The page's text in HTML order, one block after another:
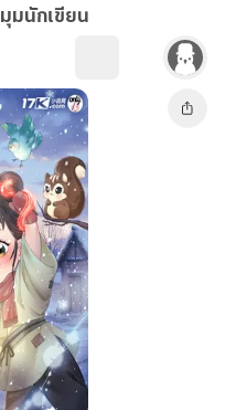
มุมนักเขียน